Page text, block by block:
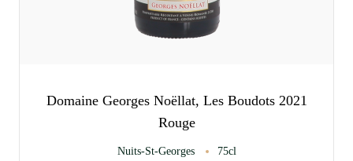
Domaine Georges Noëllat, Les Boudots 2021
Rouge
Nuits-St-Georges 75cl